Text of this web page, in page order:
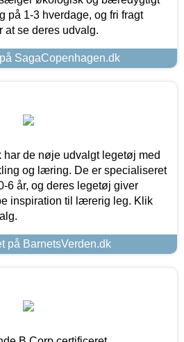
på 1-3 hverdage, og fri fragt
at se deres udvalg.
SagaCopenhagen.dk
har de nøje udvalgt legetøj med
og læring. De er specialiseret
6 år, og deres legetøj giver
inspiration til lærerig leg. Klik
på BarnetsVerden.dk